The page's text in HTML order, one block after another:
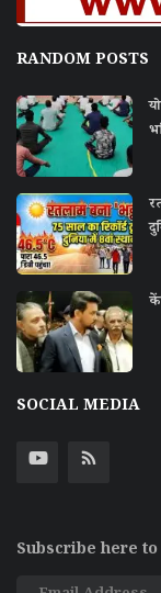
RANDOM POSTS
SOCIAL MEDIA
Subscribe here